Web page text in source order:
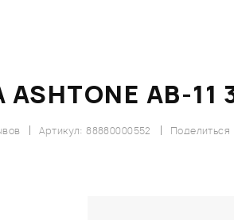
AB-11
Поделиться
Артикул: 88880000552